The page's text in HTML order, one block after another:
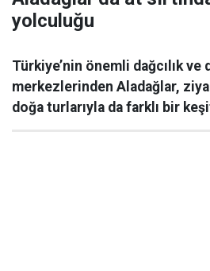
yolculuğu
Türkiye’nin önemli dağcılık
merkezlerinden Aladağlar,
doğa turlarıyla da farklı bir